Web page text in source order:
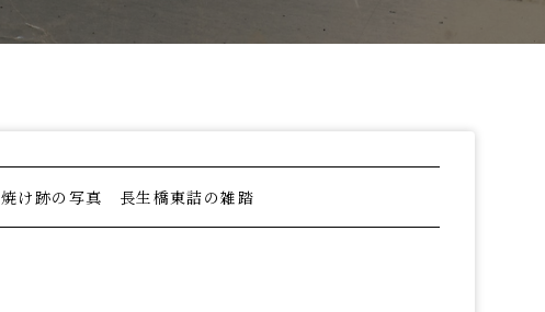
焼け跡の写真 長生橋東詰の雑踏